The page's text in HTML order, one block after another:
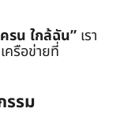
รน ใกล้ฉัน” เรา
รือข่ายที่
รรม